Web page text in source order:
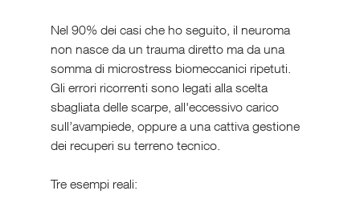
Nel 90% dei casi che ho seguito, il neuroma
non nasce da un trauma diretto ma da una
somma di microstress biomeccanici ripetuti.
Gli errori ricorrenti sono legati alla scelta
sbagliata delle scarpe, all'eccessivo carico
sull’avampiede, oppure a una cattiva gestione
dei recuperi su terreno tecnico.
Tre esempi reali: